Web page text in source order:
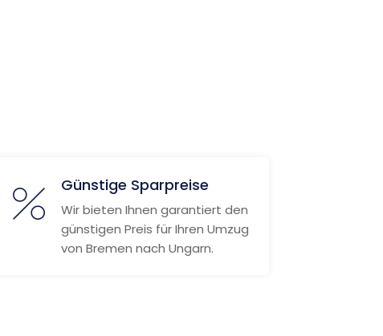
Günstige Sparpreise
Wir bieten Ihnen garantiert den
günstigen Preis für Ihren Umzug
von Bremen nach Ungarn.